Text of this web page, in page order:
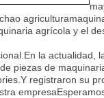
agricultura
agrícola y el
En la actualidad,
piezas de
registraron su
empresa